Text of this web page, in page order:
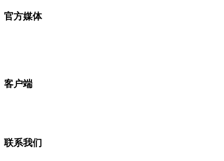
官方媒体
客户端
联系我们